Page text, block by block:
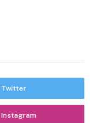
Twitter
Instagram